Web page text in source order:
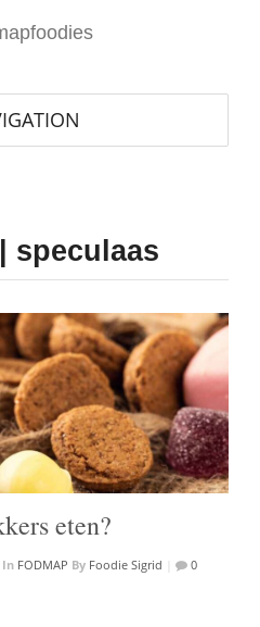
speculaas
eten?
In FODMAP By Foodie Sigrid
0